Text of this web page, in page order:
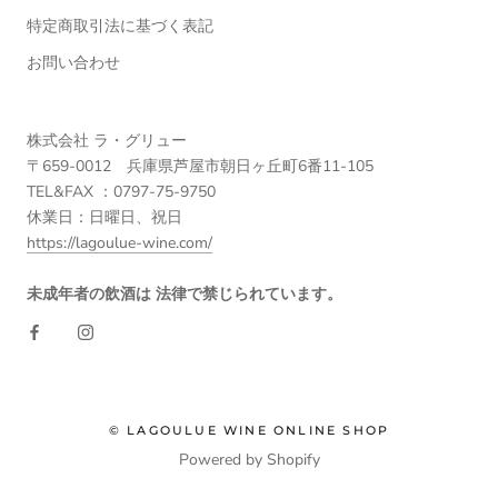
特定商取引法に基づく表記
お問い合わせ
株式会社 ラ・グリュー
〒659-0012 兵庫県芦屋市朝日ヶ丘町6番11-105
TEL&FAX ：0797-75-9750
休業日：日曜日、祝日
https://lagoulue-wine.com/
未成年者の飲酒は 法律で禁じられています。
© LAGOULUE WINE ONLINE SHOP
Powered by Shopify